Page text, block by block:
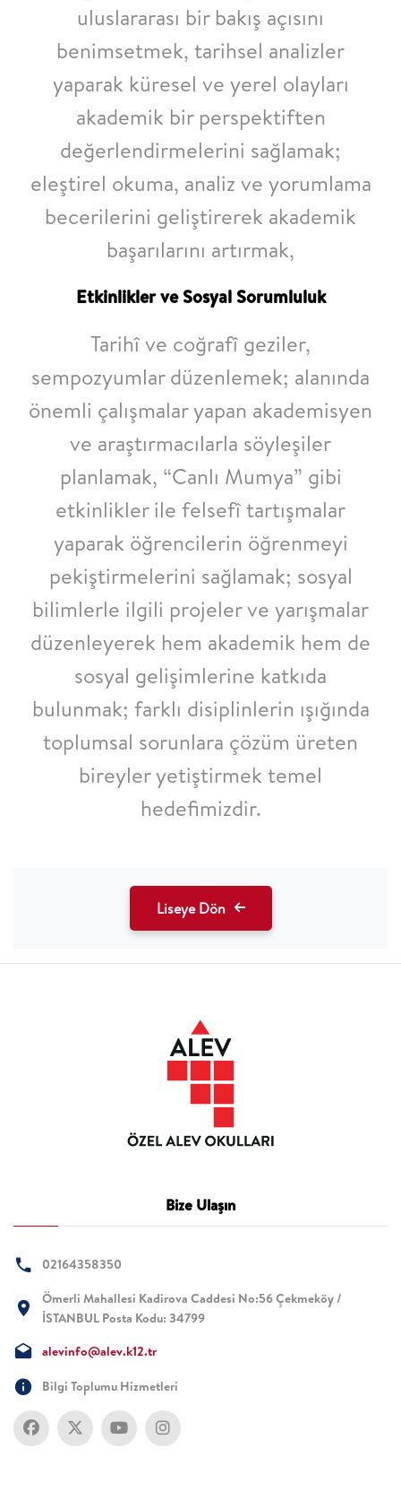
uluslararası bir bakış açısını
benimsetmek, tarihsel analizler
yaparak küresel ve yerel olayları
akademik bir perspektiften
değerlendirmelerini sağlamak;
eleştirel okuma, analiz ve yorumlama
becerilerini geliştirerek akademik
başarılarını artırmak,
Etkinlikler ve Sosyal Sorumluluk
Tarihî ve coğrafî geziler,
sempozyumlar düzenlemek; alanında
önemli çalışmalar yapan akademisyen
ve araştırmacılarla söyleşiler
planlamak, “Canlı Mumya” gibi
etkinlikler ile felsefî tartışmalar
yaparak öğrencilerin öğrenmeyi
pekiştirmelerini sağlamak; sosyal
bilimlerle ilgili projeler ve yarışmalar
düzenleyerek hem akademik hem de
sosyal gelişimlerine katkıda
bulunmak; farklı disiplinlerin ışığında
toplumsal sorunlara çözüm üreten
bireyler yetiştirmek temel
hedefimizdir.
Liseye Dön
Bize Ulaşın
02164358350
Ömerli Mahallesi Kadirova Caddesi No:56 Çekmeköy /
İSTANBUL Posta Kodu: 34799
alevinfo@alev.k12.tr
Bilgi Toplumu Hizmetleri